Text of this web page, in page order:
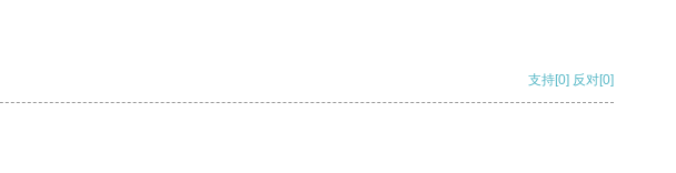
支持[0] 反对[0]